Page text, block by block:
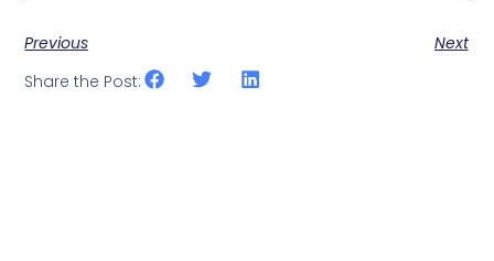
Previous
Next
Share the Post: